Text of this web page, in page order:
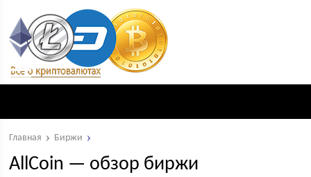
Главная Биржи
AllCoin — обзор биржи